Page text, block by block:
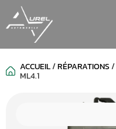
ACCUEIL/RÉPARATIONS/
ML4.1